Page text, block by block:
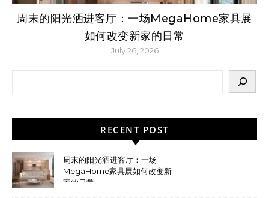
周末的阳光洒进客厅：一场MegaHome家具展
如何改变新家的日常
July 26, 2026
RECENT POST
周末的阳光洒进客厅：一场
MegaHome家具展如何改变新
家的日常